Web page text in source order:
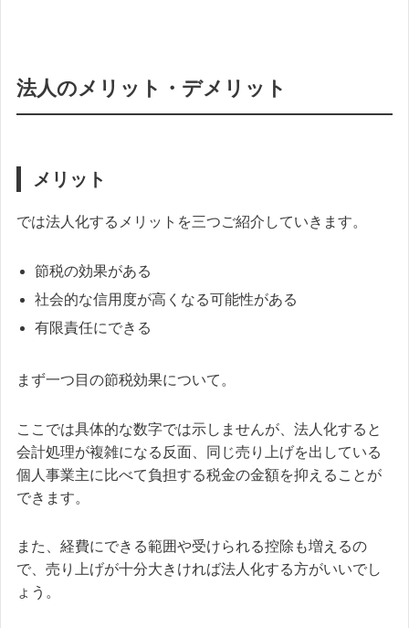
法人のメリット・デメリット
メリット
では法人化するメリットを三つご紹介していきます。
節税の効果がある
社会的な信用度が高くなる可能性がある
有限責任にできる
まず一つ目の節税効果について。
ここでは具体的な数字では示しませんが、法人化すると
会計処理が複雑になる反面、同じ売り上げを出している
個人事業主に比べて負担する税金の金額を抑えることが
できます。
また、経費にできる範囲や受けられる控除も増えるの
で、売り上げが十分大きければ法人化する方がいいでし
ょう。